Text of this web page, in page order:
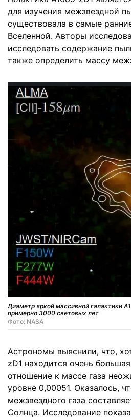
для изучения межзвездной
существовала в самые
Вселенной. Авторы
исследовать содержание
также определить массу
Диаметр яркой массивной галактики
примерно 3000 световых лет
Фото: NASA
Астрономы выяснили, что,
zD1 находится очень
отношение к массе газа
уровне 0,00051. Оказалось,
межзвездного газа
Солнца. Исследование